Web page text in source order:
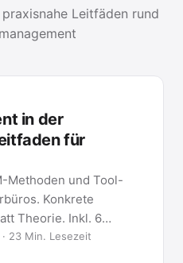
Leitfäden rund
in der
für
Methoden und Tool-
Konkrete
Theorie. Inkl. 6
23 Min. Lesezeit